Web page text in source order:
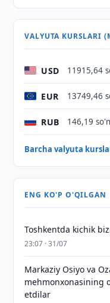
VALYUTA KURSLARI
USD 11915,64
EUR 13749,46
RUB 146,19
Barcha valyuta
ENG KO'P O'QILGAN
Toshkentda kichik
23:07 · 31/07
Markaziy Osiyo va
mehmonxonasining
etdilar